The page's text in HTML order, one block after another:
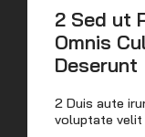
2 Sed ut
Omnis
Deserunt
2 Duis aute
voluptate velit